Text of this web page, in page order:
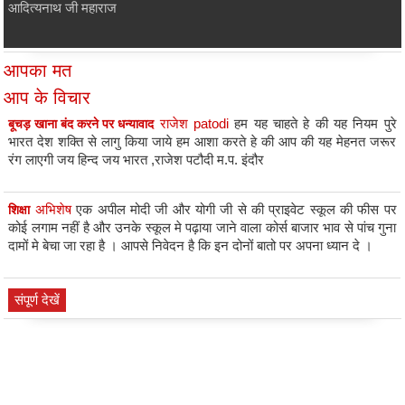
आपका मत
आप के विचार
बूचड़ खाना बंद करने पर धन्यावाद राजेश patodi हम यह चाहते हे की यह नियम पुरे
भारत देश शक्ति से लागु किया जाये हम आशा करते हे की आप की यह मेहनत जरूर
रंग लाएगी जय हिन्द जय भारत ,राजेश पटौदी म.प. इंदौर
शिक्षा अभिशेष एक अपील मोदी जी और योगी जी से की प्राइवेट स्कूल की फीस पर
कोई लगाम नहीं है और उनके स्कूल मे पढ़ाया जाने वाला कोर्स बाजार भाव से पांच गुना
दामों मे बेचा जा रहा है । आपसे निवेदन है कि इन दोनों बातो पर अपना ध्यान दे ।
संपूर्ण देखें
आदित्यनाथ जी महाराज